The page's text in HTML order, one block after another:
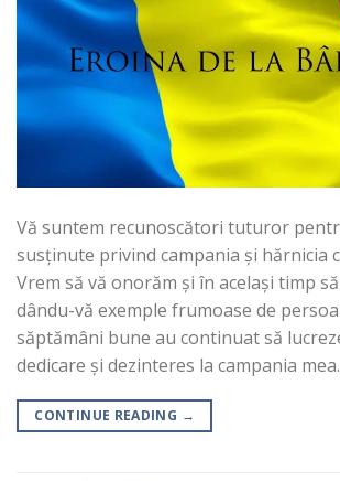
Vă suntem recunoscători tuturor
susținute privind campania și hărnicia
Vrem să vă onorăm și în același timp
dându-vă exemple frumoase de
săptămâni bune au continuat să
dedicare și dezinteres la campania mea.
CONTINUE READING →